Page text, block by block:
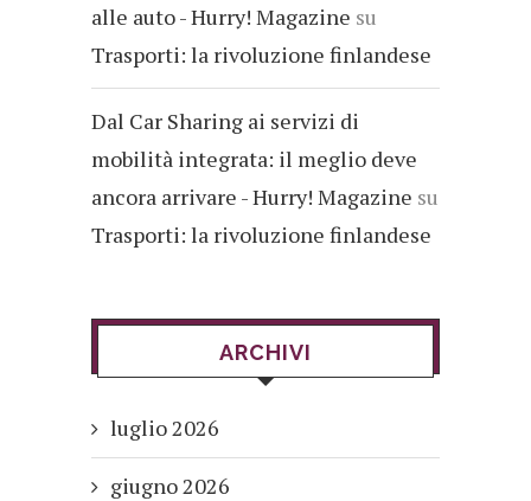
alle auto - Hurry! Magazine su
Trasporti: la rivoluzione finlandese
Dal Car Sharing ai servizi di
mobilità integrata: il meglio deve
ancora arrivare - Hurry! Magazine su
Trasporti: la rivoluzione finlandese
ARCHIVI
luglio 2026
giugno 2026